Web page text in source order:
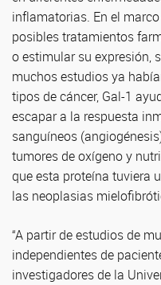
inflamatorias. En el
posibles tratamientos
o estimular su expresión,
muchos estudios ya
tipos de cáncer, Gal-1
escapar a la respuesta
sanguíneos
tumores de oxígeno y
que esta proteína tuviera
las neoplasias
“A partir de estudios de
independientes de
investigadores de la